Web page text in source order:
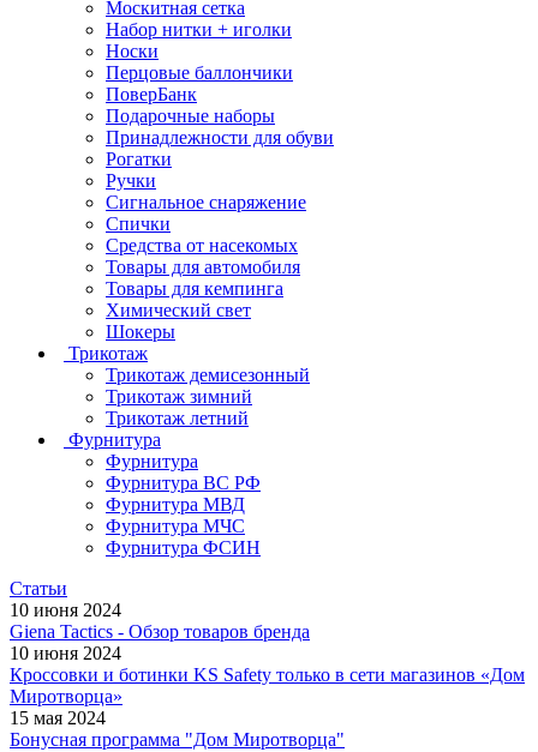
Москитная сетка
Набор нитки + иголки
Носки
Перцовые баллончики
ПоверБанк
Подарочные наборы
Принадлежности для обуви
Рогатки
Ручки
Сигнальное снаряжение
Спички
Средства от насекомых
Товары для автомобиля
Товары для кемпинга
Химический свет
Шокеры
Трикотаж
Трикотаж демисезонный
Трикотаж зимний
Трикотаж летний
Фурнитура
Фурнитура
Фурнитура ВС РФ
Фурнитура МВД
Фурнитура МЧС
Фурнитура ФСИН
Статьи
10 июня 2024
Giena Tactics - Обзор товаров бренда
10 июня 2024
Кроссовки и ботинки KS Safety только в сети магазинов «Дом
Миротворца»
15 мая 2024
Бонусная программа "Дом Миротворца"